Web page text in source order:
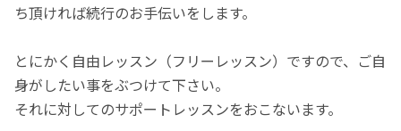
ち頂ければ続行のお手伝いをします。
とにかく自由レッスン（フリーレッスン）ですので、ご自
身がしたい事をぶつけて下さい。
それに対してのサポートレッスンをおこないます。